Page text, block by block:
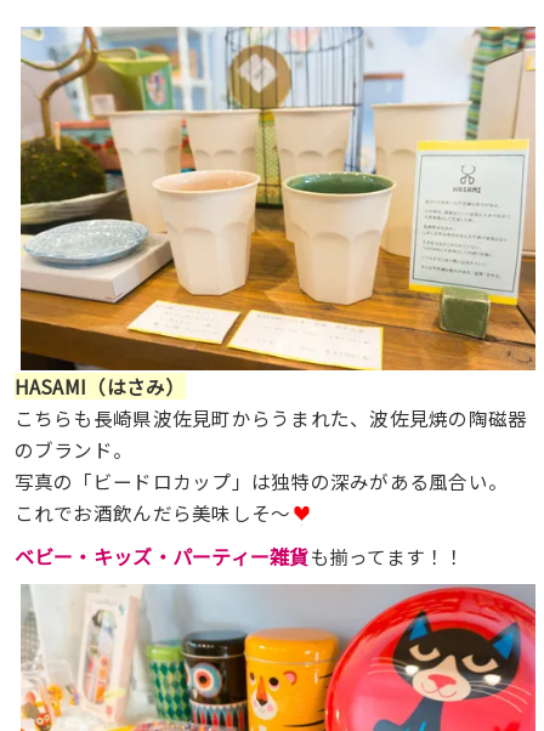
HASAMI（はさみ）
こちらも長崎県波佐見町からうまれた、波佐見焼の陶磁器
のブランド。
写真の「ビードロカップ」は独特の深みがある風合い。
これでお酒飲んだら美味しそ〜
ベビー・キッズ・パーティー雑貨も揃ってます！！